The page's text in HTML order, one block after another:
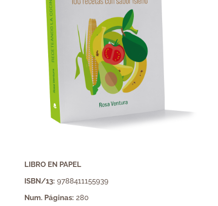
LIBRO EN PAPEL
ISBN/13: 9788411155939
Num. Páginas: 280